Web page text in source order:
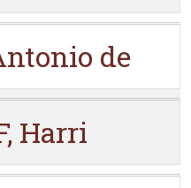
de
Harri